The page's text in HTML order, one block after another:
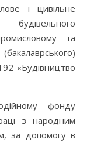
і цивільне
та
«Будівництво
фонду
з народним
за допомогу в